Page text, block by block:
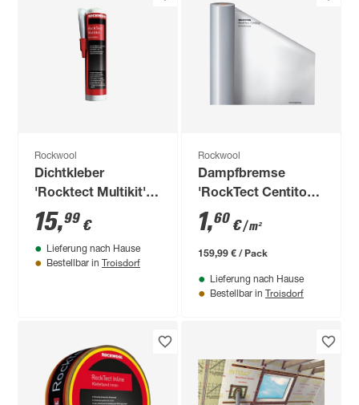
Rockwool
Dichtkleber
'Rocktect Multikit'
310 ml
15,99 €
Lieferung nach Hause
Bestellbar in Troisdorf
Rockwool
Dampfbremse
'RockTect Centitop'
50 x 2 m
1,60 €/ m²
159,99 € / Pack
Lieferung nach Hause
Bestellbar in Troisdorf